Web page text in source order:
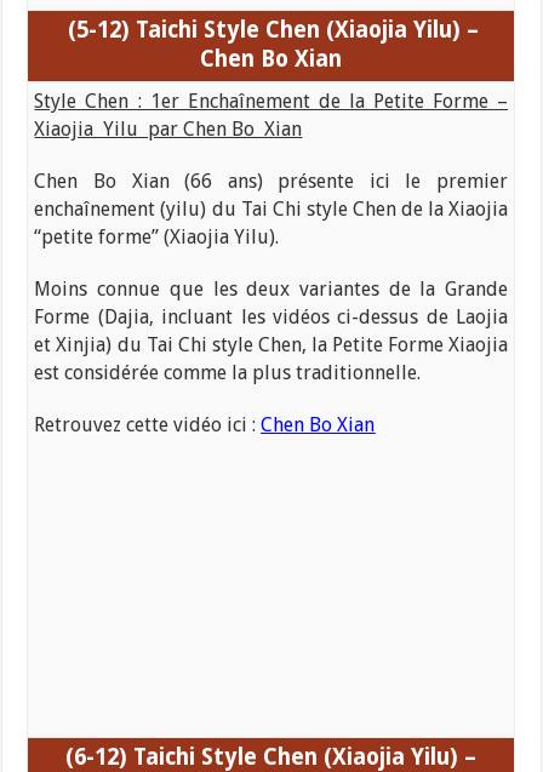
(5-12) Taichi Style Chen (Xiaojia Yilu) –
Chen Bo Xian
Style Chen : 1er Enchaînement de la Petite Forme –
Xiaojia Yilu par Chen Bo Xian
Chen Bo Xian (66 ans) présente ici le premier
enchaînement (yilu) du Tai Chi style Chen de la Xiaojia
“petite forme” (Xiaojia Yilu).
Moins connue que les deux variantes de la Grande
Forme (Dajia, incluant les vidéos ci-dessus de Laojia
et Xinjia) du Tai Chi style Chen, la Petite Forme Xiaojia
est considérée comme la plus traditionnelle.
Retrouvez cette vidéo ici :Chen Bo Xian
(6-12) Taichi Style Chen (Xiaojia Yilu) –